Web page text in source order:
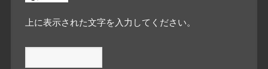
上に表示された文字を入力してください。